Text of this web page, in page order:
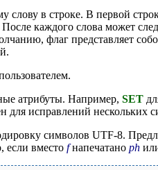
в строке. В первой
каждого слова может
флаг представляет
атрибуты. Например, SET
для исправлений нескольких
символов UTF-8.
если вместо fнапечатано ph